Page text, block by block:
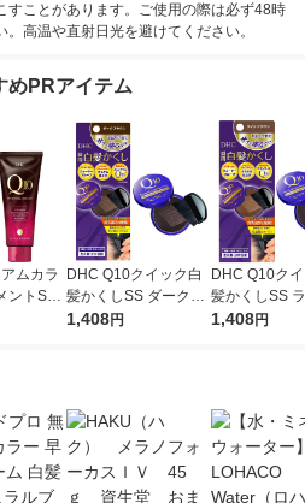
すことがあります。ご使用の際は必ず48時
高温や直射日光を避けてください。
めPRアイテム
ムカラ
ントSS
ウン 150
ヘアケア
DHC Q10クイック白
髪かくしSS ダークブ
ラウン 白髪染め・白
1,408円
DHC Q10ク
髪かくしSS
ラウン 白髪
1,408円